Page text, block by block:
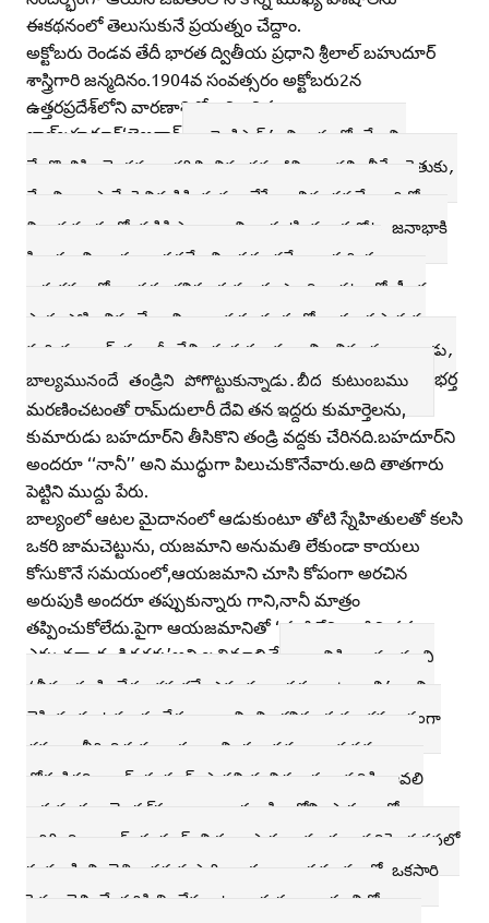
ఈకథనంలో తెలుసుకునే ప్రయత్నం చేద్దాం.
అక్టోబరు రెండవ తేదీ భారత ద్వితీయ ప్రధాని శ్రీలాల్‌ బహుదూర్‌
శాస్త్రిగారి జన్మదినం.1904వ సంవత్సరం అక్టోబరు2న
ఉత్తరప్రదేశ్‌లోని వారణాశిలో జన్మించిన
లాల్‌బహదూర్‌‘జైజవాన్‌
జై కిసాన్‌’ నినాదంతో దేశాన్ని
మేల్కొలిపి చ్కెతన్యం రగిలించిన ధన్యజీవి. ఆకలి తీర్చే రైతుకు,
దేశాన్ని కాపాడే సైనికుడికి మనం చేసే అభినందనలే వారిలో
విజయమార్గంలో నడిపిస్తాయి అని అప్పటి మూడుకోట్ల జనాభాకి
పిలుపు నిచ్చారు.భారతదేశాన్ని ప్రపంచదేశాల గుర్తింపు
కార్యక్రమంలో భారత భవిష్యత్తును రూపొందిం చటంలో కీలక
పాత్ర పోషించిన మేధావి. కాయస్థ వంశంలో శారదాప్రసాదుకు
మరియు రామ్‌దులారీ దేవి దంపతులకు జన్మించిన ఈ బాలుడు,
బాల్యమునందే తండ్రిని పోగొట్టుకున్నాడు.బీద కుటుంబము
భర్త
మరణించటంతో రామ్‌దులారీ దేవి తన ఇద్దరు కుమార్తెలను,
కుమారుడు బహదూర్‌ని తీసికొని తండ్రి వద్దకు చేరినది.బహదూర్‌ని
అందరూ ‘‘నానీ’’ అని ముద్ధుగా పిలుచుకొనేవారు.అది తాతగారు
పెట్టిని ముద్దు పేరు.
బాల్యంలో ఆటల మైదానంలో ఆడుకుంటూ తోటి స్నేహితులతో కలసి
ఒకరి జామచెట్టును, యజమాని అనుమతి లేకుండా కాయలు
కోసుకొనే సమయంలో,ఆయజమాని చూసి కోపంగా అరచిన
అరుపుకి అందరూ తప్పుకున్నారు గాని,నానీ మాత్రం
తప్పించుకోలేదు.పైగా ఆయజమానితో ‘తండ్రిలేని వాడిని,నన్ను
ఎక్కువగా దండిరచకు’అని బ్రతిమాలితే
దానికి ఆయజమాని
‘నీకు తండ్రి లేడు కనుకనే ఎక్కువ జాగ్రత్తగా ఉండాలి’ అని
చెప్పిన మాటను సందేశంగా భావించి,భవిష్యత్తును క్రమబద్ధంగా
చక్కగా తీర్చిదిద్దుకున్నాడు.దాని ప్రభావము ఆయనకు బాగా
తోడ్పడిరది.లాల్‌బహదూర్‌ ప్రాధమిక విద్య గంగానదికి ఆవలి
ఒడ్డున గల మొగల్‌సరాయి, వారణాసిలలోని పాఠశాలలో
జరిగింది. లాల్‌బహదూర్‌ నిత్యం పాఠశాలకు గంగానదిపై పడవలో
ప్రయాణించి వెళ్ళి చదువుసాగించాడు. ఆ సమయంలో ఒకసారి
పైకం చెల్లించే పరిస్థితి లేక బట్టలు,పుస్తకాలు సంచిలో